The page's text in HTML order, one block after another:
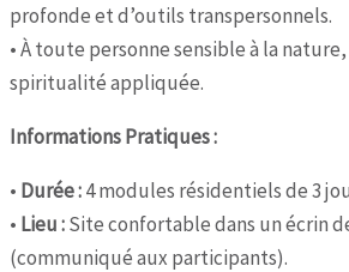
profonde et d’outils transpersonnels.
• À toute personne sensible à la
spiritualité appliquée.
Informations Pratiques :
• Durée :4 modules résidentiels de 3
• Lieu :Site confortable dans un écrin
(communiqué aux participants).